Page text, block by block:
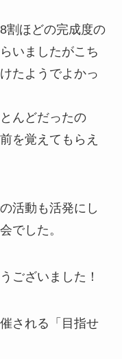
割ほどの完成度の
いましたがこち
たようでよかっ
んどだったの
を覚えてもらえ
活動も活発にし
でした。
ございました！
される「目指せ